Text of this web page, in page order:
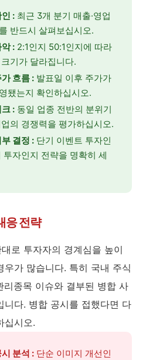
: 최근 3개 분기 매출·영업
반드시 살펴보십시오.
: 2:1인지 50:1인지에 따라
기가 달라집니다.
흐름 : 발표일 이후 주가가
됐는지 확인하십시오.
: 동일 업종 전반의 분위기
의 경쟁력을 평가하십시오.
결정 : 단기 이벤트 투자인
투자인지 전략을 명확히 세
응 전략
로 투자자의 경계심을 높이
우가 많습니다. 특히 국내 주식
리종목 이슈와 결부된 병합 사
니다. 병합 공시를 접했다면 다
십시오.
분석 : 단순 이미지 개선인